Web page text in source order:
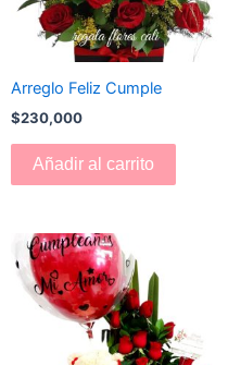
Arreglo Feliz Cumple
$230,000
Añadir al carrito